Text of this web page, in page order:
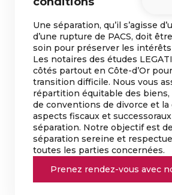
Une séparation, qu’il s’agisse
d’une rupture de PACS, doit
soin pour préserver les intérêts
Les notaires des études
côtés partout en Côte-d’Or
transition difficile. Nous vous
répartition équitable des biens,
de conventions de divorce et la
aspects fiscaux et
séparation. Notre objectif est
séparation sereine et
toutes les parties concernées.
Prenez rendez-vous avec